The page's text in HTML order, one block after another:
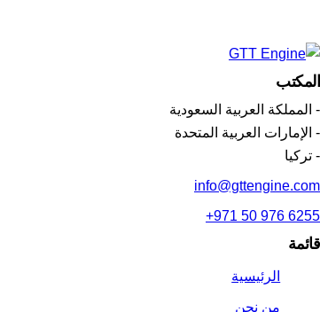
المكتب
- المملكة العربية السعودية
- الإمارات العربية المتحدة
- تركيا
info@gttengine.com
+971 50 976 6255
قائمة
الرئيسية
من نحن